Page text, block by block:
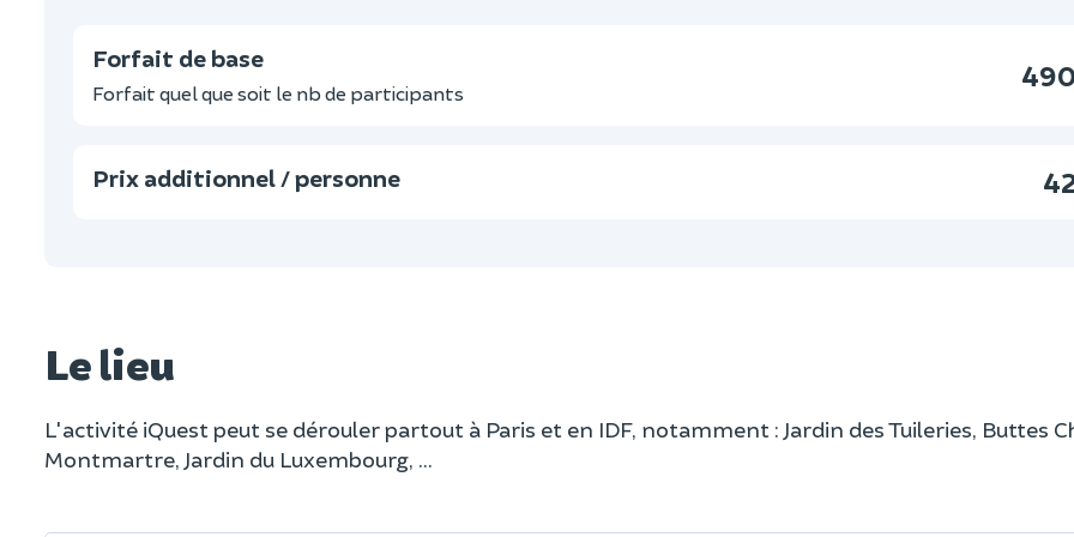
Forfait de base
Forfait quel que soit le nb de participants
Prix additionnel / personne
Le lieu
L'activité iQuest peut se dérouler partout à Paris et en IDF, notamment : Jardin des Tuileries, Buttes
Montmartre, Jardin du Luxembourg, ...